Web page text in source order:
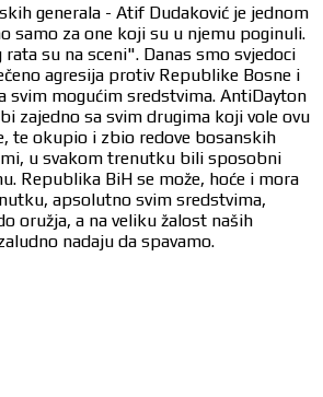
generala - Atif Dudaković je jednom
samo za one koji su u njemu poginuli.
rata su na sceni". Danas smo svjedoci
agresija protiv Republike Bosne i
svim mogućim sredstvima. AntiDayton
zajedno sa svim drugima koji vole ovu
te okupio i zbio redove bosanskih
u svakom trenutku bili sposobni
Republika BiH se može, hoće i mora
apsolutno svim sredstvima,
oružja, a na veliku žalost naših
nadaju da spavamo.